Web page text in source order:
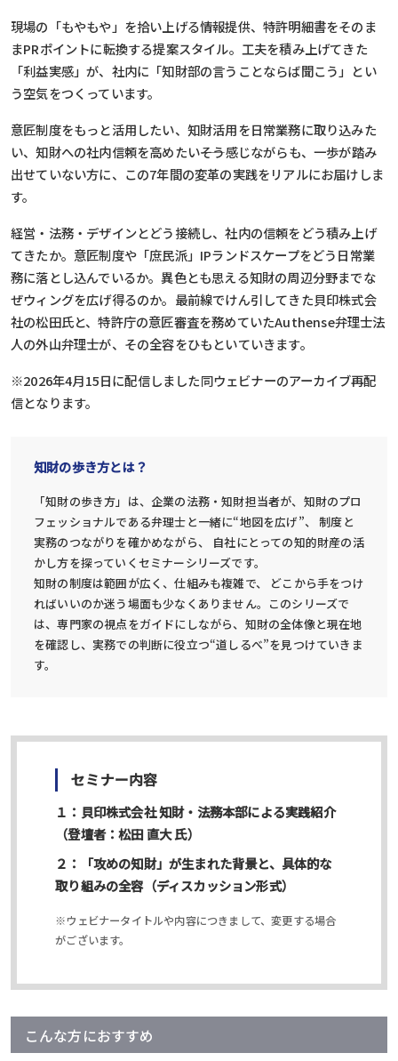
現場の「もやもや」を拾い上げる情報提供、特許明細書をそのま
まPRポイントに転換する提案スタイル。工夫を積み上げてきた
「利益実感」が、社内に「知財部の言うことならば聞こう」とい
う空気をつくっています。
意匠制度をもっと活用したい、知財活用を日常業務に取り込みた
い、知財への社内信頼を高めたい――そう感じながらも、一歩が踏み
出せていない方に、この7年間の変革の実践をリアルにお届けしま
す。
経営・法務・デザインとどう接続し、社内の信頼をどう積み上げ
てきたか。意匠制度や「庶民派」IPランドスケープをどう日常業
務に落とし込んでいるか。異色とも思える知財の周辺分野までな
ぜウィングを広げ得るのか。最前線でけん引してきた貝印株式会
社の松田氏と、特許庁の意匠審査を務めていたAuthense弁理士法
人の外山弁理士が、その全容をひもといていきます。
※2026年4月15日に配信しました同ウェビナーのアーカイブ再配
信となります。
知財の歩き方とは？
「知財の歩き方」は、企業の法務・知財担当者が、知財のプロ
フェッショナルである弁理士と一緒に“地図を広げ”、 制度と
実務のつながりを確かめながら、 自社にとっての知的財産の活
かし方を探っていくセミナーシリーズです。
知財の制度は範囲が広く、仕組みも複雑で、 どこから手をつけ
ればいいのか迷う場面も少なくありません。このシリーズで
は、専門家の視点をガイドにしながら、知財の全体像と現在地
を確認し、実務での判断に役立つ“道しるべ”を見つけていきま
す。
セミナー内容
１：貝印株式会社 知財・法務本部による実践紹介
（登壇者：松田 直大 氏）
２：「攻めの知財」が生まれた背景と、具体的な
取り組みの全容（ディスカッション形式）
※ウェビナータイトルや内容につきまして、変更する場合
がございます。
こんな方におすすめ